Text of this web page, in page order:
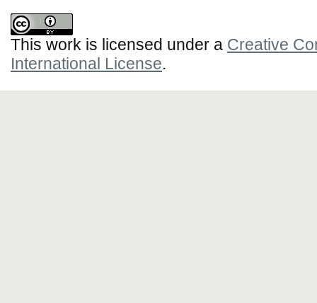
This work is licensed under a Creative
International License.